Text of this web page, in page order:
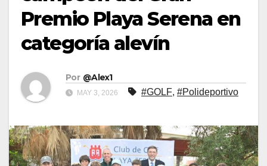
Premio Playa Serena en
categoría alevín
Por @Alex1
MAY 3, 2026 #GOLF, #Polideportivo